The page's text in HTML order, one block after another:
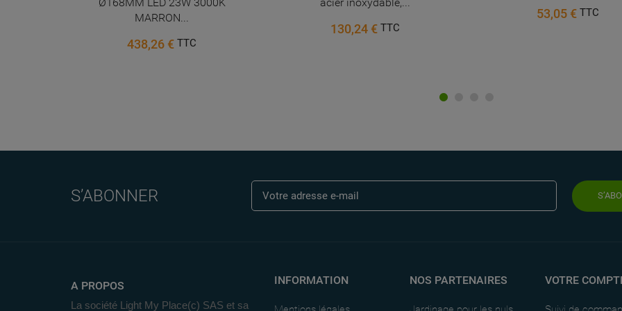
MARRON...
438,26 €TTC
130,24 € TTC
53,05 €TTC
S’ABONNER
A PROPOS
La société Light My Place(c) SAS et sa
INFORMATION NOS PARTENAIRES VOTRE